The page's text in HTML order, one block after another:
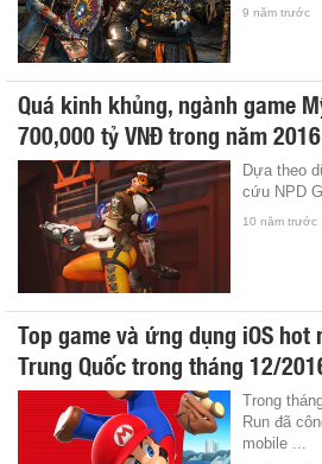
9 năm trước
Quá kinh khủng, ngành game
700,000 tỷ VNĐ trong năm 2016
Dựa theo
cứu NPD
10 năm trước
Top game và ứng dụng iOS hot
Trung Quốc trong tháng 12/
Trong
Run đã
mobile ...